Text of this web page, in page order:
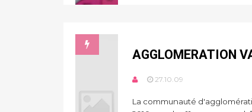
AGGLOMERATION
27.10.09
La communauté